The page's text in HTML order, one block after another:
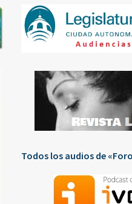
Todos los audios de